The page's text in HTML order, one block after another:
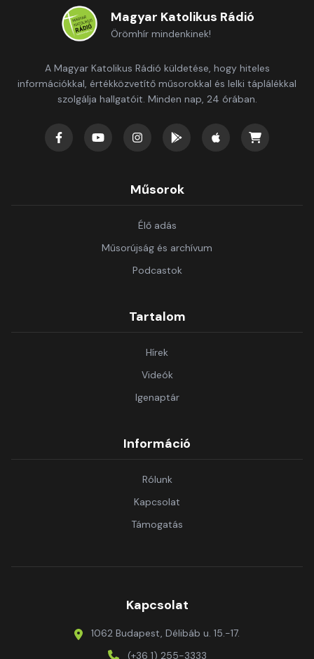
Magyar Katolikus Rádió
Örömhír mindenkinek!
A Magyar Katolikus Rádió küldetése, hogy hiteles
információkkal, értékközvetítő műsorokkal és lelki táplálékkal
szolgálja hallgatóit. Minden nap, 24 órában.
Műsorok
Élő adás
Műsorújság és archívum
Podcastok
Tartalom
Hírek
Videók
Igenaptár
Információ
Rólunk
Kapcsolat
Támogatás
Kapcsolat
1062 Budapest, Délibáb u. 15.-17.
(+36 1) 255-3333